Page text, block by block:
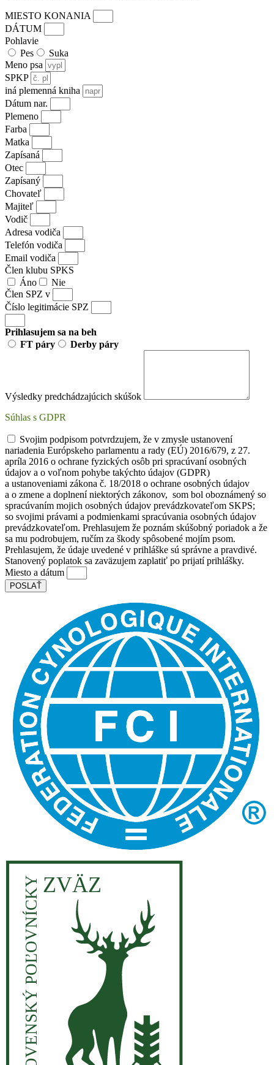
MIESTO KONANIA
DÁTUM
Pohlavie
Pes
Suka
Meno psa
SPKP
iná plemenná kniha
Dátum nar.
Plemeno
Farba
Matka
Zapísaná
Otec
Zapísaný
Chovateľ
Majiteľ
Vodič
Adresa vodiča
Telefón vodiča
Email vodiča
Člen klubu SPKS
Áno
Nie
Člen SPZ v
Číslo legitimácie SPZ
Prihlasujem sa na beh
FT páry
Derby páry
Výsledky predchádzajúcich skúšok
Súhlas s GDPR
Svojim podpisom potvrdzujem, že v zmysle ustanovení
nariadenia Európskeho parlamentu a rady (EÚ) 2016/679, z 27.
apríla 2016 o ochrane fyzických osôb pri spracúvaní osobných
údajov a o voľnom pohybe takýchto údajov (GDPR)
a ustanoveniami zákona č. 18/2018 o ochrane osobných údajov
a o zmene a doplnení niektorých zákonov, som bol oboznámený so
spracúvaním mojich osobných údajov prevádzkovateľom SKPS;
so svojimi právami a podmienkami spracúvania osobných údajov
prevádzkovateľom. Prehlasujem že poznám skúšobný poriadok a že
sa mu podrobujem, ručím za škody spôsobené mojím psom.
Prehlasujem, že údaje uvedené v prihláške sú správne a pravdivé.
Stanovený poplatok sa zaväzujem zaplatiť po prijatí prihlášky.
Miesto a dátum
POSLAŤ
ZVÄZ
SLOVENSKÝ POĽOVNÍCKY